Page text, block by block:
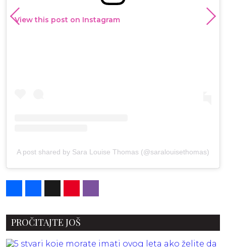
View this post on Instagram
A post shared by Sara Louise Thomas (@saralouisethomas)
PROČITAJTE JOŠ